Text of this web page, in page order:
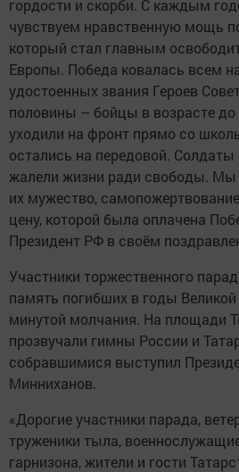
гордости и скорби. С каждым
чувствуем нравственную мощь
который стал главным
Европы. Победа ковалась всем
удостоенных звания Героев
половины – бойцы в возрасте до
уходили на фронт прямо со
остались на передовой.
жалели жизни ради свободы. Мы
их мужество,
цену, которой была оплачена
Президент РФ в своём
Участники торжественного
память погибших в годы
минутой молчания. На площади
прозвучали гимны России и
собравшимися выступил
Минниханов.
«Дорогие участники парада,
труженики тыла,
гарнизона, жители и гости